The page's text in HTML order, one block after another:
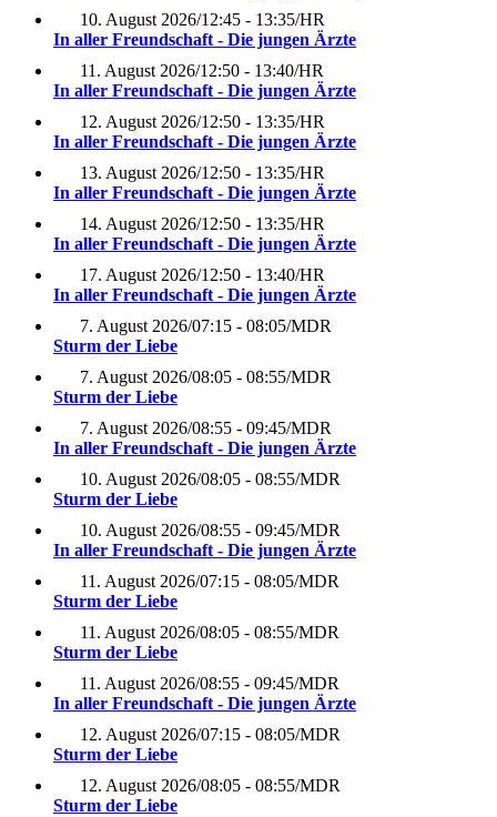
10. August 2026/12:45 - 13:35/HR
In aller Freundschaft - Die jungen Ärzte
11. August 2026/12:50 - 13:40/HR
In aller Freundschaft - Die jungen Ärzte
12. August 2026/12:50 - 13:35/HR
In aller Freundschaft - Die jungen Ärzte
13. August 2026/12:50 - 13:35/HR
In aller Freundschaft - Die jungen Ärzte
14. August 2026/12:50 - 13:35/HR
In aller Freundschaft - Die jungen Ärzte
17. August 2026/12:50 - 13:40/HR
In aller Freundschaft - Die jungen Ärzte
7. August 2026/07:15 - 08:05/MDR
Sturm der Liebe
7. August 2026/08:05 - 08:55/MDR
Sturm der Liebe
7. August 2026/08:55 - 09:45/MDR
In aller Freundschaft - Die jungen Ärzte
10. August 2026/08:05 - 08:55/MDR
Sturm der Liebe
10. August 2026/08:55 - 09:45/MDR
In aller Freundschaft - Die jungen Ärzte
11. August 2026/07:15 - 08:05/MDR
Sturm der Liebe
11. August 2026/08:05 - 08:55/MDR
Sturm der Liebe
11. August 2026/08:55 - 09:45/MDR
In aller Freundschaft - Die jungen Ärzte
12. August 2026/07:15 - 08:05/MDR
Sturm der Liebe
12. August 2026/08:05 - 08:55/MDR
Sturm der Liebe